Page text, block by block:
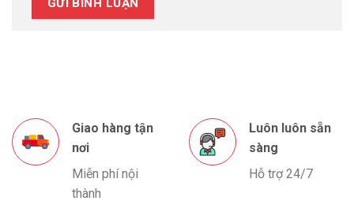
Giao hàng tận
nơi
Miễn phí nội
thành
Luôn luôn sẵn
sàng
Hỗ trợ 24/7